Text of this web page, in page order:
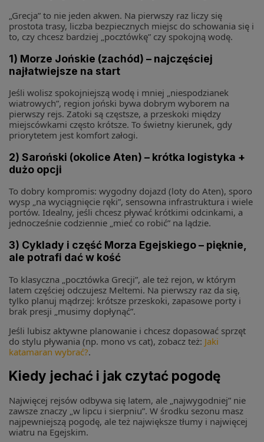
„Grecja” to nie jeden akwen. Na pierwszy raz liczy się
prostota trasy, liczba bezpiecznych miejsc do schowania się i
to, czy chcesz bardziej „pocztówkę” czy spokojną wodę.
1) Morze Jońskie (zachód) – najczęściej
najłatwiejsze na start
Jeśli wolisz spokojniejszą wodę i mniej „niespodzianek
wiatrowych”, region joński bywa dobrym wyborem na
pierwszy rejs. Zatoki są częstsze, a przeskoki między
miejscówkami często krótsze. To świetny kierunek, gdy
priorytetem jest komfort załogi.
2) Saroński (okolice Aten) – krótka logistyka +
dużo opcji
To dobry kompromis: wygodny dojazd (loty do Aten), sporo
wysp „na wyciągnięcie ręki”, sensowna infrastruktura i wiele
portów. Idealny, jeśli chcesz pływać krótkimi odcinkami, a
jednocześnie codziennie „mieć co robić” na lądzie.
3) Cyklady i część Morza Egejskiego – pięknie,
ale potrafi dać w kość
To klasyczna „pocztówka Grecji”, ale też rejon, w którym
latem częściej odczujesz Meltemi. Na pierwszy raz da się,
tylko planuj mądrzej: krótsze przeskoki, zapasowe porty i
brak presji „musimy dopłynąć”.
Jeśli lubisz aktywne planowanie i chcesz dopasować sprzęt
do stylu pływania (np. mono vs cat), zobacz też: Jaki
katamaran wybrać?.
Kiedy jechać i jak czytać pogodę
Najwięcej rejsów odbywa się latem, ale „najwygodniej” nie
zawsze znaczy „w lipcu i sierpniu”. W środku sezonu masz
najpewniejszą pogodę, ale też największe tłumy i najwięcej
wiatru na Egejskim.